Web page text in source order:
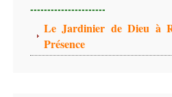
----------------------
Le Jardinier de Dieu à
Présence